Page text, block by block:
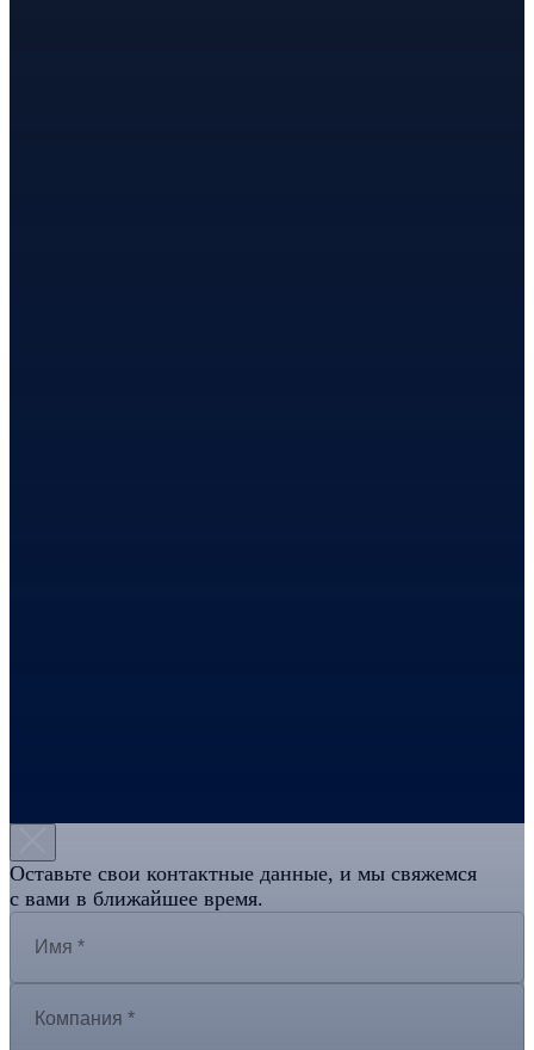
СИСТЕМНАЯ
ИНТЕГРАЦИЯ
АНАЛИЗ ДАННЫХ
О НАС
Видеоконференцсвязь
Оставьте свои контактные данные, и мы свяжемся
с вами в ближайшее время.